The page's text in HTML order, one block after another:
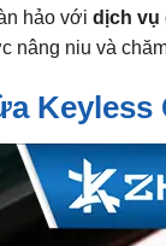
hảo với dịch vụ
nâng niu và